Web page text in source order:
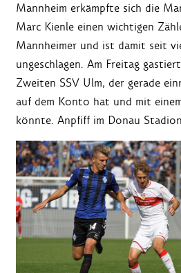
Mannheim erkämpfte sich die
Marc Kienle einen wichtigen
Mannheimer und ist damit seit
ungeschlagen. Am Freitag
Zweiten SSV Ulm, der gerade
auf dem Konto hat und mit
könnte. Anpfiff im Donau